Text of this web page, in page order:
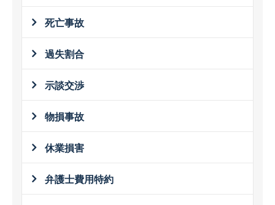
死亡事故
過失割合
示談交渉
物損事故
休業損害
弁護士費用特約